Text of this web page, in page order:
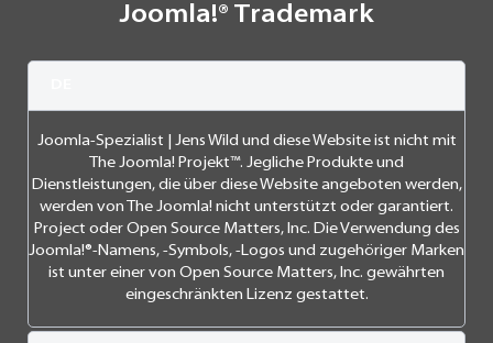
Joomla!® Trademark
Joomla-Spezialist | Jens Wild und diese Website ist nicht mit
The Joomla! Projekt™. Jegliche Produkte und
Dienstleistungen, die über diese Website angeboten werden,
werden von The Joomla! nicht unterstützt oder garantiert.
Project oder Open Source Matters, Inc. Die Verwendung des
Joomla!®-Namens, -Symbols, -Logos und zugehöriger Marken
ist unter einer von Open Source Matters, Inc. gewährten
eingeschränkten Lizenz gestattet.